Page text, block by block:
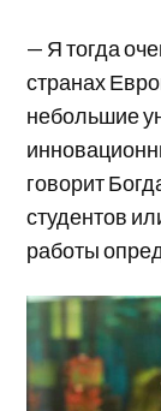
— Я тогда
странах
небольшие
говорит
студентов
работы